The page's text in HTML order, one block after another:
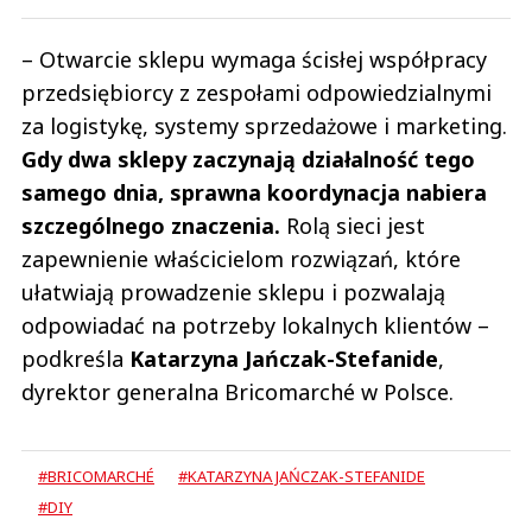
Odpowiedz
0
hej
02.06.2023 / 00:25
This comment was minimized by the moderator on the site
Niech kupią Biedronkę i zrobią Donkę.
Odpowiedz
0
– Otwarcie sklepu wymaga ścisłej współpracy
przedsiębiorcy z zespołami odpowiedzialnymi
za logistykę, systemy sprzedażowe i marketing.
Gdy dwa sklepy zaczynają działalność tego
samego dnia, sprawna koordynacja nabiera
szczególnego znaczenia. Rolą sieci jest
zapewnienie właścicielom rozwiązań, które
ułatwiają prowadzenie sklepu i pozwalają
odpowiadać na potrzeby lokalnych klientów –
podkreśla Katarzyna Jańczak-Stefanide,
dyrektor generalna Bricomarché w Polsce.
#BRICOMARCHÉ
#KATARZYNA JAŃCZAK-STEFANIDE
#DIY